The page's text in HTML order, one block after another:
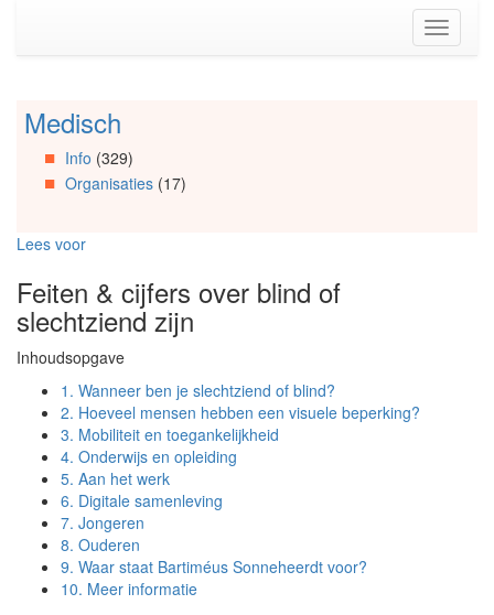
(Accesskey
Toggle
Spring
Artikels
Spring
Spring
Organisaties
Spring
Social
media
Medisch
Info (329)
Organisaties(17)
Lees voor
Feiten & cijfers over blind of
slechtziend zijn
Inhoudsopgave
1. Wanneer ben je slechtziend of blind?
2. Hoeveel mensen hebben een visuele beperking?
3. Mobiliteit en toegankelijkheid
4. Onderwijs en opleiding
5. Aan het werk
6. Digitale samenleving
7. Jongeren
8. Ouderen
9. Waar staat Bartiméus Sonneheerdt voor?
10. Meer informatie